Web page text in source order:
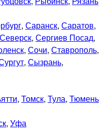
, Саранск, Саратов,
Северск, Сергиев Посад,
, Сочи, Ставрополь,
, Сызрань,
, Томск, Тула, Тюмень
, Уфа